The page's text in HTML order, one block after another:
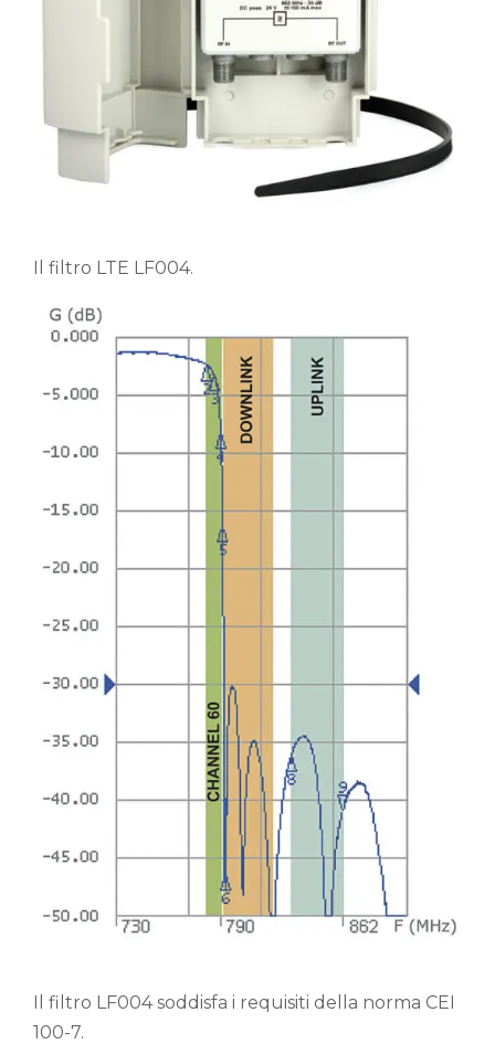
Il filtro LTE LF004.
Il filtro LF004 soddisfa i requisiti della norma CEI
100-7.